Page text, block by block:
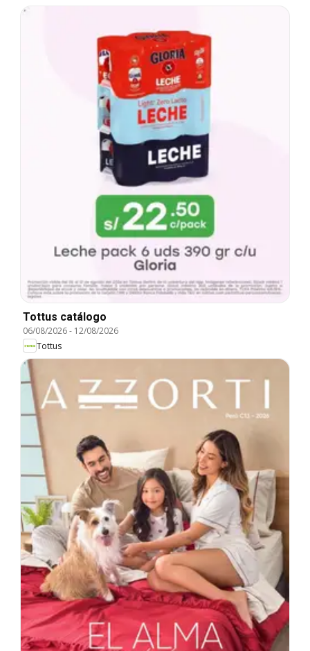
Tottus catálogo
06/08/2026- 12/08/2026
Tottus